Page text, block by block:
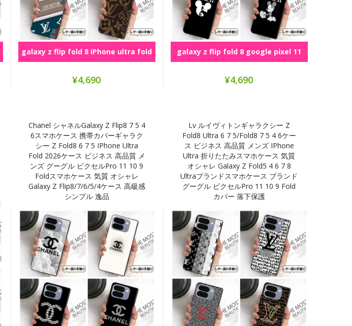
galaxy z flip fold 8 iPhone ultra fold
¥4,690
galaxy z flip fold 8 google pixel 11
¥4,690
Chanel シャネルGalaxy Z Flip8 7 5 4
6スマホケース 携帯カバーギャラク
シー Z Fold8 6 7 5 IPhone Ultra
Fold 2026ケース ビジネス 高品質 メ
ンズ グーグル ピクセルPro 11 10 9
Foldスマホケース 気質 オシャレ
Galaxy Z Flip8/7/6/5/4ケース 高級感
シンプル 逸品
Lv ルイヴィトンギャラクシー Z
Fold8 Ultra 6 7 5/Fold8 7 5 4 6ケー
ス ビジネス 高品質 メンズ IPhone
Ultra 折りたたみスマホケース 気質
オシャレ Galaxy Z Fold5 4 6 7 8
Ultraブランドスマホケース ブランド
グーグル ピクセルPro 11 10 9 Fold
カバー 落下保護